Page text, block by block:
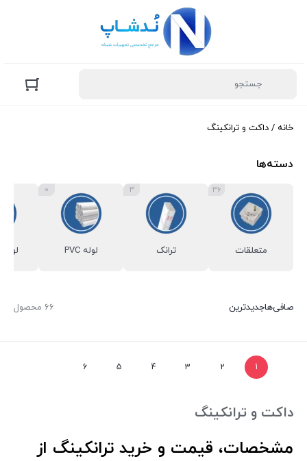
خانه / داکت و ترانکینگ
دسته‌ها
متعلقات
36
ترانک
3
لوله PVC
0
66 محصول صافی‌هاجدیدترین
1
2
3
4
5
6
داکت و ترانکینگ
مشخصات، قیمت و خرید ترانکینگ از